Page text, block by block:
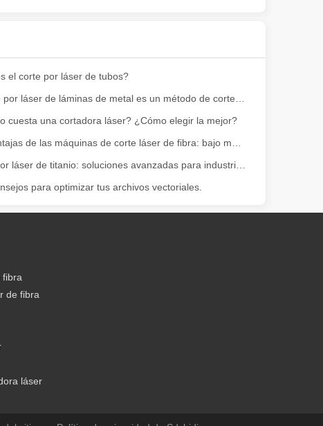
amplia gama de materiales con alta precisión y bajo desperdicio.
Sin embargo, algunos podrían decir que el corte por láser
el corte por láser de tubos?
cuesta una cortadora láser? ¿Cómo elegir la mejor?
para optimizar tus archivos vectoriales.
fibra
de fibra
láser